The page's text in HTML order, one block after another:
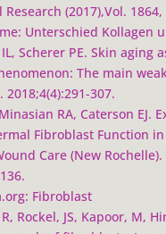
(2017),Vol.
Unterschied Kollagen
Scherer PE. Skin aging
The main
. 2018;4(4):291-307.
RA, Caterson EJ.
Fibroblast Function
Care (New Rochelle).
Fibroblast
Rockel, JS, Kapoor, M,